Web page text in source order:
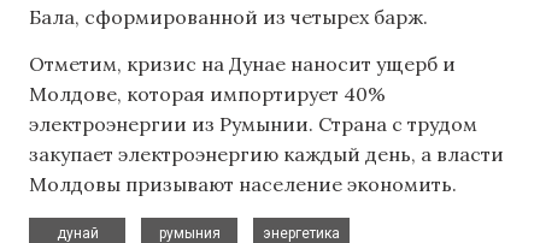
Бала, сформированной из четырех барж.
Отметим, кризис на Дунае наносит ущерб и
Молдове, которая импортирует 40%
электроэнергии из Румынии. Страна с трудом
закупает электроэнергию каждый день, а власти
Молдовы призывают население экономить.
дунай
румыния
энергетика